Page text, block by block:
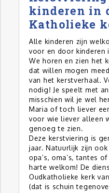
kinderen in
Katholieke
Alle kinderen zijn
voor en door kinderen
We horen en zien het
dat willen mogen
van het kerstverhaal.
nodig! Je speelt met
misschien wil je wel
Maria of toch liever
voor wie liever alleen
genoeg te zien.
Deze kerstviering is
jaar. Natuurlijk zijn ook
opa’s, oma’s, tantes
harte welkom! De
Oudkatholieke kerk
(dat is schuin